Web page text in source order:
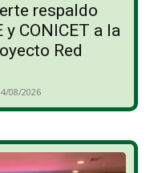
respaldo
CONICET a la
Red
08/2026